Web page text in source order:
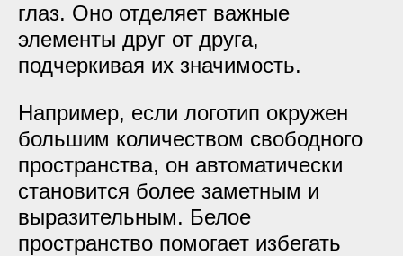
глаз. Оно отделяет важные
элементы друг от друга,
подчеркивая их значимость.
Например, если логотип окружен
большим количеством свободного
пространства, он автоматически
становится более заметным и
выразительным. Белое
пространство помогает избегать